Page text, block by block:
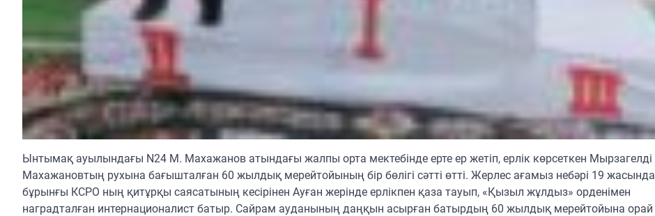
Ынтымақ ауылындағы N24 М. Махажанов атындағы жалпы орта мектебінде ерте ер жетіп, ерлік көрсеткен Мырзагелді
Махажановтың рухына бағышталған 60 жылдық мерейтойының бір бөлігі сәтті өтті. Жерлес ағамыз небәрі 19 жасында
бұрынғы КСРО ның қитұрқы саясатының кесірінен Ауған жерінде ерлікпен қаза тауып, «Қызыл жұлдыз» орденімен
наградталған интернационалист батыр. Сайрам ауданының даңқын асырған батырдың 60 жылдық мерейтойына орай